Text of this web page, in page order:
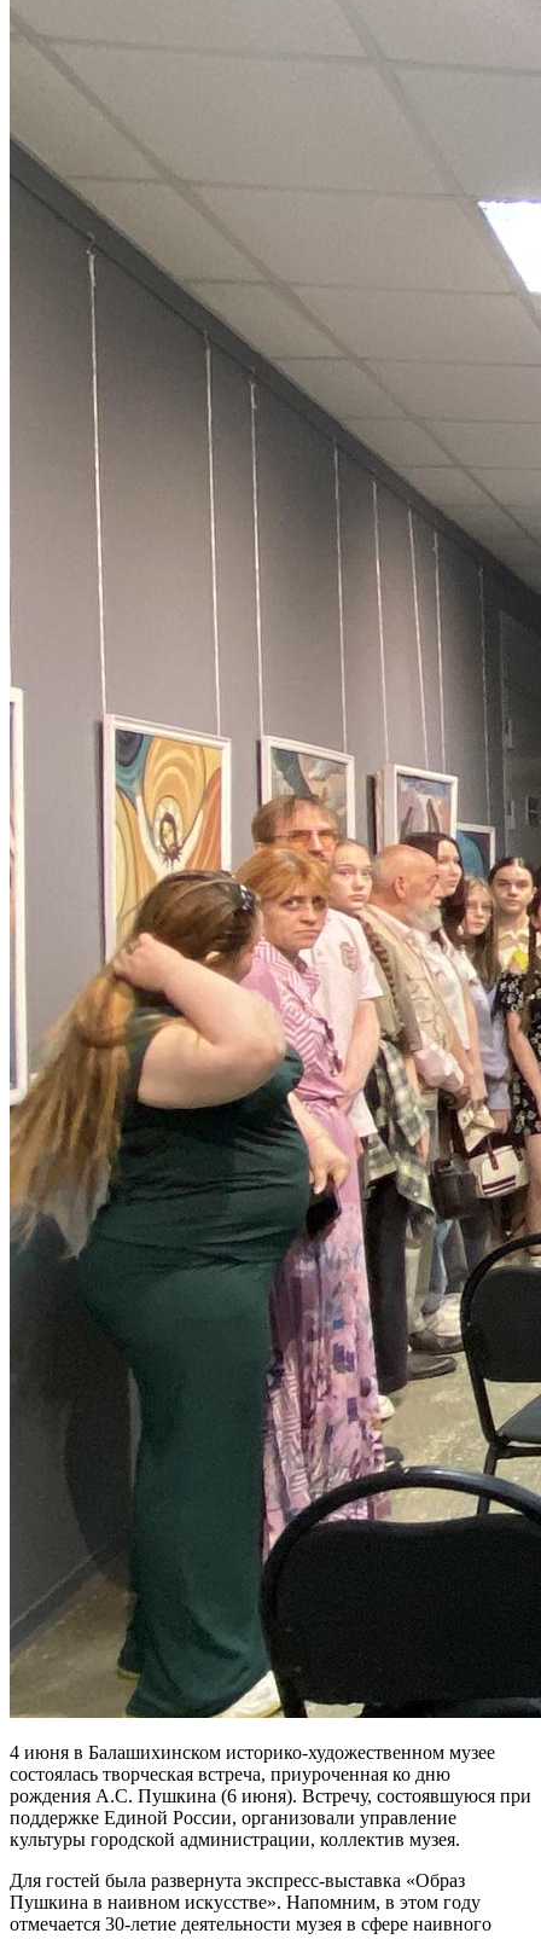
4 июня в Балашихинском историко-художественном музее
состоялась творческая встреча, приуроченная ко дню
рождения А.С. Пушкина (6 июня). Встречу, состоявшуюся при
поддержке Единой России, организовали управление
культуры городской администрации, коллектив музея.
Для гостей была развернута экспресс-выставка «Образ
Пушкина в наивном искусстве». Напомним, в этом году
отмечается 30-летие деятельности музея в сфере наивного